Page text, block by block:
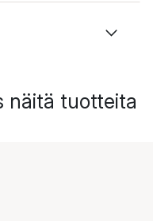
näitä tuotteita